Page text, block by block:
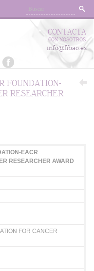
CONTACTA
CON NOSOTROS
info@fibao.es
FOUNDATION-
RESEARCHER
EACR
RESEARCHER AWARD
FOR CANCER